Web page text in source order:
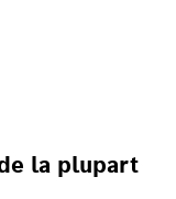
la plupart